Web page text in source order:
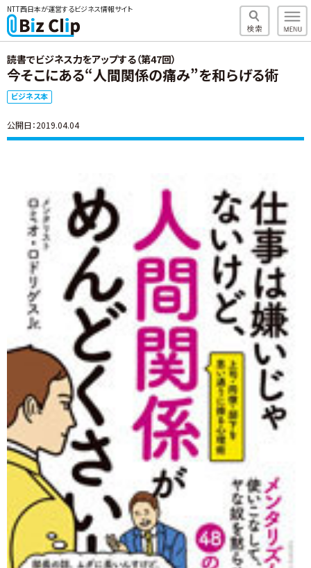
NTT西日本が運営するビジネス情報サイト
読書でビジネス力をアップする（第47回）
今そこにある“人間関係の痛み”を和らげる術
ビジネス本
公開日：2019.04.04